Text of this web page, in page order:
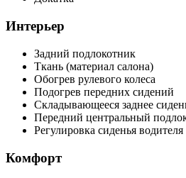
Интерьер
Задний подлокотник
Ткань (материал салона)
Обогрев рулевого колеса
Подогрев передних сидений
Складывающееся заднее
Передний центральный
Регулировка сиденья
Комфорт